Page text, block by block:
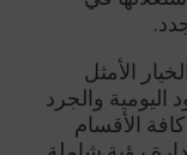
الخيار الأمثل
والجرد
الأقسام